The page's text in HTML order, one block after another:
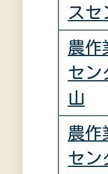
スセ
農作
セン
山
農作
セン